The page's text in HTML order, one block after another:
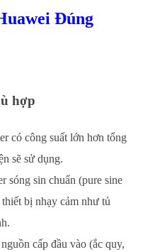
Đúng
hợp
có công suất lớn hơn tổng
sẽ sử dụng.
sóng sin chuẩn (pure sine
bị nhạy cảm như tủ
cấp đầu vào (ắc quy,